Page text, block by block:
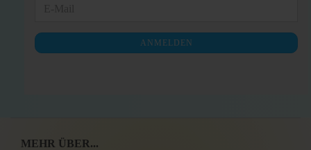
NEWSLETTER-
ANMELDUNG
ANMELDEN
MEHR ÜBER...